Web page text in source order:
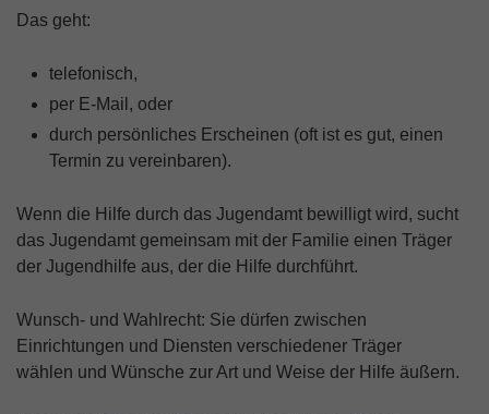
Das geht:
telefonisch,
per E-Mail, oder
durch persönliches Erscheinen (oft ist es gut, einen
Termin zu vereinbaren).
Wenn die Hilfe durch das Jugendamt bewilligt wird, sucht
das Jugendamt gemeinsam mit der Familie einen Träger
der Jugendhilfe aus, der die Hilfe durchführt.
Wunsch- und Wahlrecht: Sie dürfen zwischen
Einrichtungen und Diensten verschiedener Träger
wählen und Wünsche zur Art und Weise der Hilfe äußern.